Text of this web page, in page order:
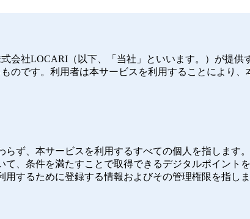
会社LOCARI（以下、「当社」といいます。）が提
のです。利用者は本サービスを利用することにより、
ず、本サービスを利用するすべての個人を指します。
、条件を満たすことで取得できるデジタルポイントを
するために登録する情報およびその管理権限を指しま